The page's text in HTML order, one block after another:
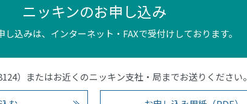
ニッキンのお申し込み
し込みは、インターネット・FAXで受付けしております。
）またはお近くのニッキン支社・局までお送りください。